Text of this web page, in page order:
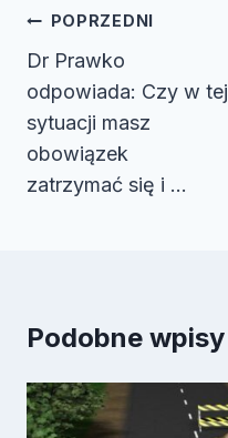
Nawigacja
wpisu
POPRZEDNI
Dr Prawko
odpowiada: Czy w tej
sytuacji masz
obowiązek
zatrzymać się i …
Podobne wpisy